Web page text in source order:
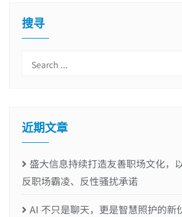
搜寻
近期文章
盛大信息持续打造友善职场文化，
反职场霸凌、反性骚扰承诺
AI 不只是聊天，更是智慧照护的新